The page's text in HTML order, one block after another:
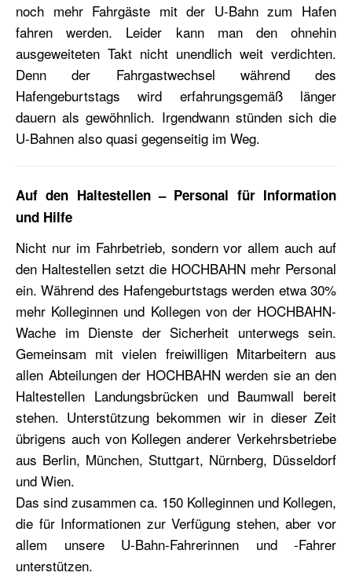
noch mehr Fahrgäste mit der U-Bahn zum Hafen
fahren werden. Leider kann man den ohnehin
ausgeweiteten Takt nicht unendlich weit verdichten.
Denn der Fahrgastwechsel während des
Hafengeburtstags wird erfahrungsgemäß länger
dauern als gewöhnlich. Irgendwann stünden sich die
U-Bahnen also quasi gegenseitig im Weg.
Auf den Haltestellen – Personal für Information
und Hilfe
Nicht nur im Fahrbetrieb, sondern vor allem auch auf
den Haltestellen setzt die HOCHBAHN mehr Personal
ein. Während des Hafengeburtstags werden etwa 30%
mehr Kolleginnen und Kollegen von der HOCHBAHN-
Wache im Dienste der Sicherheit unterwegs sein.
Gemeinsam mit vielen freiwilligen Mitarbeitern aus
allen Abteilungen der HOCHBAHN werden sie an den
Haltestellen Landungsbrücken und Baumwall bereit
stehen. Unterstützung bekommen wir in dieser Zeit
übrigens auch von Kollegen anderer Verkehrsbetriebe
aus Berlin, München, Stuttgart, Nürnberg, Düsseldorf
und Wien.
Das sind zusammen ca. 150 Kolleginnen und Kollegen,
die für Informationen zur Verfügung stehen, aber vor
allem unsere U-Bahn-Fahrerinnen und -Fahrer
unterstützen.